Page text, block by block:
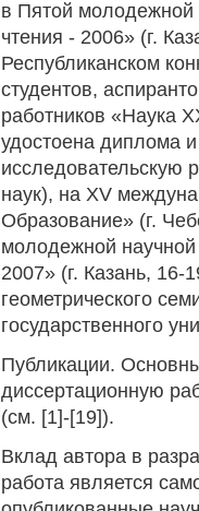
в Пятой молодежной
чтения - 2006» (г.
Республиканском
студентов,
работников «Наука
удостоена диплома
исследовательскую
наук), на XV
Образование» (г.
молодежной
2007» (г. Казань, 16-
геометрического
государственного
Публикации.
диссертационную
(см. [1]-[19]).
Вклад автора в
работа является